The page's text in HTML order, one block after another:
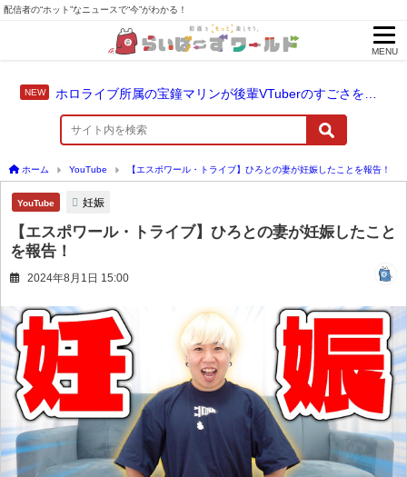
配信者の“ホット”なニュースで“今”がわかる！
MENU
ホーム YouTube 【エスポワール・トライブ】ひろとの妻が妊娠したことを報告！
YouTube 妊娠
【エスポワール・トライブ】ひろとの妻が妊娠したこと
を報告！
2024年8月1日 15:00